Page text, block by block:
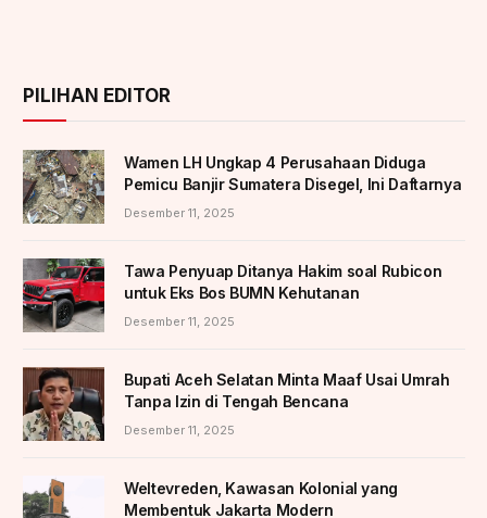
PILIHAN EDITOR
Wamen LH Ungkap 4 Perusahaan Diduga
Pemicu Banjir Sumatera Disegel, Ini Daftarnya
Desember 11, 2025
Tawa Penyuap Ditanya Hakim soal Rubicon
untuk Eks Bos BUMN Kehutanan
Desember 11, 2025
Bupati Aceh Selatan Minta Maaf Usai Umrah
Tanpa Izin di Tengah Bencana
Desember 11, 2025
Weltevreden, Kawasan Kolonial yang
Membentuk Jakarta Modern